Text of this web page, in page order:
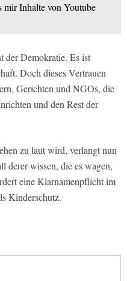
mir Inhalte von Youtube
der Demokratie. Es ist
Doch dieses Vertrauen
Gerichten und NGOs, die
und den Rest der
zu laut wird, verlangt nun
wissen, die es wagen,
eine Klarnamenpflicht im
Kinderschutz.